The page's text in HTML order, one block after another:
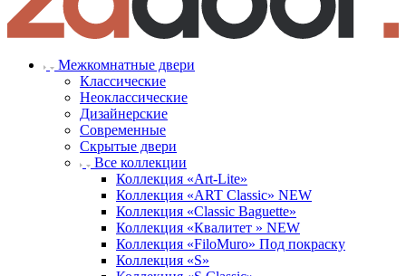
Межкомнатные двери
Классические
Неоклассические
Дизайнерские
Современные
Скрытые двери
Все коллекции
Коллекция «Art-Lite»
Коллекция «ART Classic» NEW
Коллекция «Classic Baguette»
Коллекция «Квалитет » NEW
Коллекция «FiloMuro» Под покраску
Коллекция «S»